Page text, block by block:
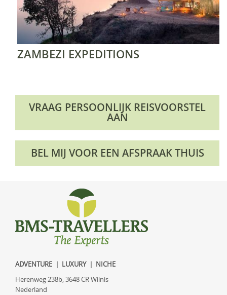
ZAMBEZI EXPEDITIONS
VRAAG PERSOONLIJK REISVOORSTEL
AAN
BEL MIJ VOOR EEN AFSPRAAK THUIS
ADVENTURE | LUXURY | NICHE
Herenweg 238b, 3648 CR Wilnis
Nederland